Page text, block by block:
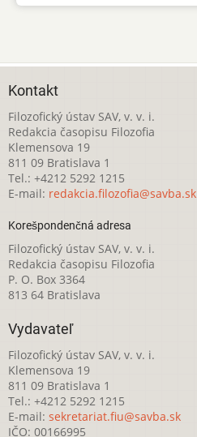
Kontakt
Filozofický ústav SAV, v. v. i.
Redakcia časopisu Filozofia
Klemensova 19
811 09 Bratislava 1
Tel.: +4212 5292 1215
E-mail: redakcia.filozofia@savba.sk
Korešpondenčná adresa
Filozofický ústav SAV, v. v. i.
Redakcia časopisu Filozofia
P. O. Box 3364
813 64 Bratislava
Vydavateľ
Filozofický ústav SAV, v. v. i.
Klemensova 19
811 09 Bratislava 1
Tel.: +4212 5292 1215
E-mail: sekretariat.fiu@savba.sk
IČO: 00166995